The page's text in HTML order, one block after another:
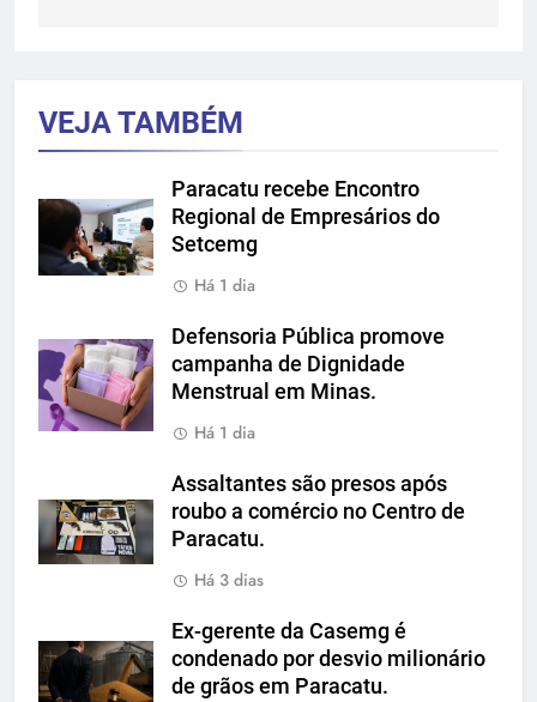
VEJA TAMBÉM
Paracatu recebe Encontro
Regional de Empresários do
Setcemg
Há 1 dia
Defensoria Pública promove
campanha de Dignidade
Menstrual em Minas.
Há 1 dia
Assaltantes são presos após
roubo a comércio no Centro de
Paracatu.
Há 3 dias
Ex-gerente da Casemg é
condenado por desvio milionário
de grãos em Paracatu.